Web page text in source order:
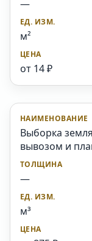
—
м²
от 14 ₽
Выборка
вывозом и
—
м³